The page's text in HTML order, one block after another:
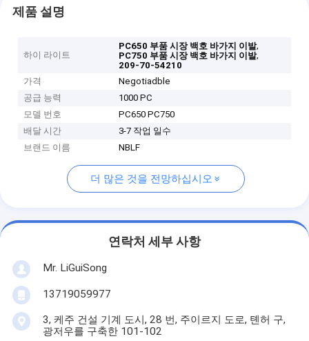
제품 설명
하이 라이트
PC650 부품 시장 백호 바가지 이발,
PC750 부품 시장 백호 바가지 이발,
209-70-54210
가격
Negotiadble
공급 능력
1000 PC
모델 번호
PC650 PC750
배달 시간
3-7 작업 일수
브랜드 이름
NBLF
더 많은 것을 전망하십시오
연락처 세부 사항
Mr. LiGuiSong
13719059977
3, 케주 건설 기계 도시, 28 번, 주이르지 도로, 톈허 구,
광저우를 구축한 101-102